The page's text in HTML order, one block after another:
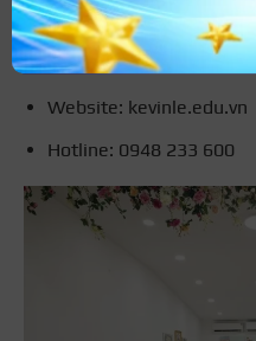
Địa chỉ: 73 Ngô Thời
TPHCM.
Website: kevinle.edu.vn
Hotline: 0948 233 600